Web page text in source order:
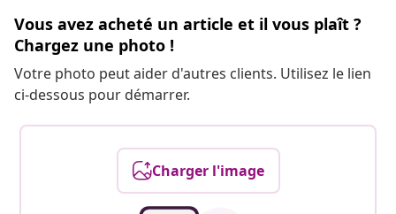
Vous avez acheté un article et il vous plaît ?
Chargez une photo !
Votre photo peut aider d'autres clients. Utilisez le lien
ci-dessous pour démarrer.
Charger l'image